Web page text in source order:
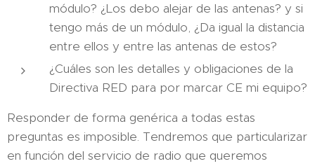
módulo? ¿Los debo alejar de las antenas? y si
tengo más de un módulo, ¿Da igual la distancia
entre ellos y entre las antenas de estos?
¿Cuáles son les detalles y obligaciones de la
Directiva RED para por marcar CE mi equipo?
Responder de forma genérica a todas estas
preguntas es imposible. Tendremos que particularizar
en función del servicio de radio que queremos